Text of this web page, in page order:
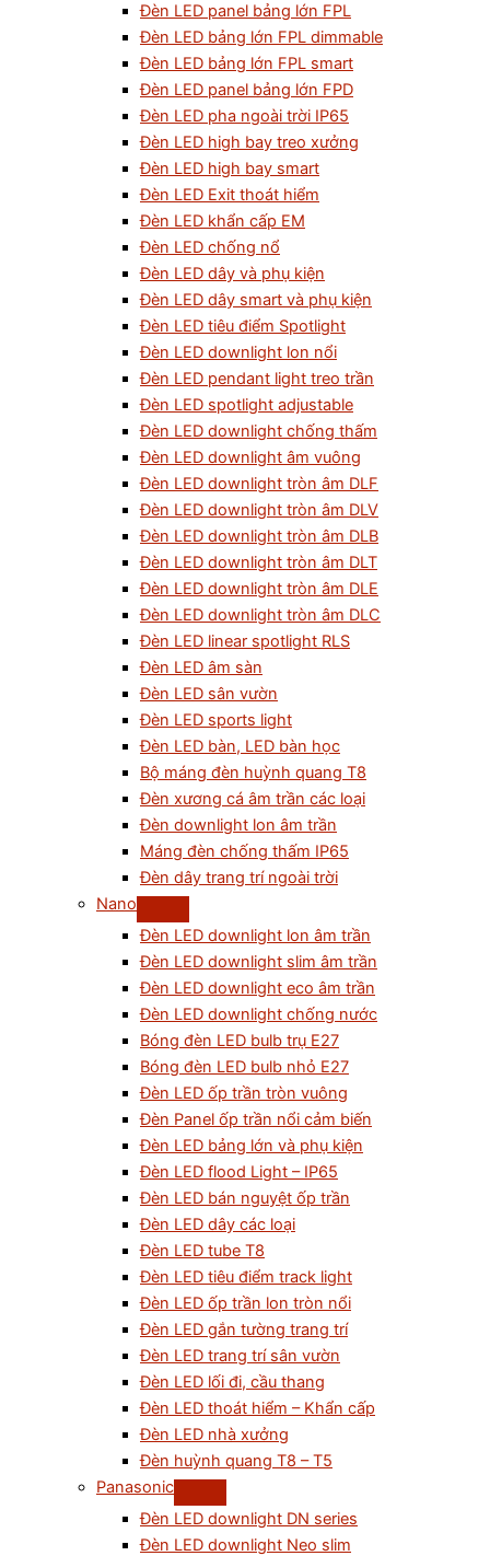
Đèn LED panel bảng lớn FPL
Đèn LED bảng lớn FPL dimmable
Đèn LED bảng lớn FPL smart
Đèn LED panel bảng lớn FPD
Đèn LED pha ngoài trời IP65
Đèn LED high bay treo xưởng
Đèn LED high bay smart
Đèn LED Exit thoát hiểm
Đèn LED khẩn cấp EM
Đèn LED chống nổ
Đèn LED dây và phụ kiện
Đèn LED dây smart và phụ kiện
Đèn LED tiêu điểm Spotlight
Đèn LED downlight lon nổi
Đèn LED pendant light treo trần
Đèn LED spotlight adjustable
Đèn LED downlight chống thấm
Đèn LED downlight âm vuông
Đèn LED downlight tròn âm DLF
Đèn LED downlight tròn âm DLV
Đèn LED downlight tròn âm DLB
Đèn LED downlight tròn âm DLT
Đèn LED downlight tròn âm DLE
Đèn LED downlight tròn âm DLC
Đèn LED linear spotlight RLS
Đèn LED âm sàn
Đèn LED sân vườn
Đèn LED sports light
Đèn LED bàn, LED bàn học
Bộ máng đèn huỳnh quang T8
Đèn xương cá âm trần các loại
Đèn downlight lon âm trần
Máng đèn chống thấm IP65
Đèn dây trang trí ngoài trời
Nano
Đèn LED downlight lon âm trần
Đèn LED downlight slim âm trần
Đèn LED downlight eco âm trần
Đèn LED downlight chống nước
Bóng đèn LED bulb trụ E27
Bóng đèn LED bulb nhỏ E27
Đèn LED ốp trần tròn vuông
Đèn Panel ốp trần nổi cảm biến
Đèn LED bảng lớn và phụ kiện
Đèn LED flood Light – IP65
Đèn LED bán nguyệt ốp trần
Đèn LED dây các loại
Đèn LED tube T8
Đèn LED tiêu điểm track light
Đèn LED ốp trần lon tròn nổi
Đèn LED gắn tường trang trí
Đèn LED trang trí sân vườn
Đèn LED lối đi, cầu thang
Đèn LED thoát hiểm – Khẩn cấp
Đèn LED nhà xưởng
Đèn huỳnh quang T8 – T5
Panasonic
Đèn LED downlight DN series
Đèn LED downlight Neo slim